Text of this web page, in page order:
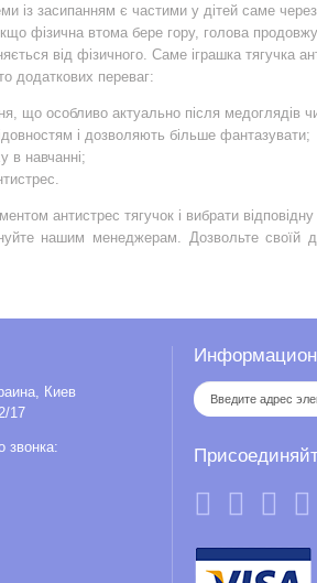
із засипанням є частими у дітей саме
фізична втома бере гору, голова
від фізичного. Саме іграшка тягучка
додаткових переваг:
що особливо актуально після медоглядів
і дозволяють більше фантазувати;
в навчанні;
антистрес тягучок і вибрати
нашим менеджерам. Дозвольте своїй
Киев
17
звонка: